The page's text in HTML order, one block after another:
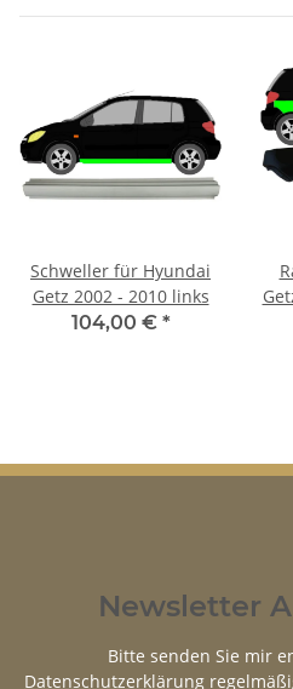
Schweller für Hyundai
Getz 2002 - 2010 links
104,00 € *
Newsletter
Bitte senden Sie mir
Datenschutzerklärung